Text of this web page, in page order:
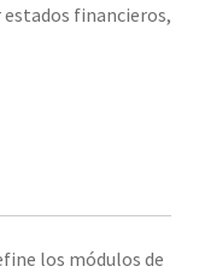
estados financieros,
los módulos de